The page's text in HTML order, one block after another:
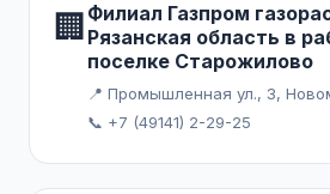
🏢 Филиал Газпром
Рязанская область в
поселке Старожилово
📍 Промышленная ул., 3,
📞 +7 (49141) 2-29-25